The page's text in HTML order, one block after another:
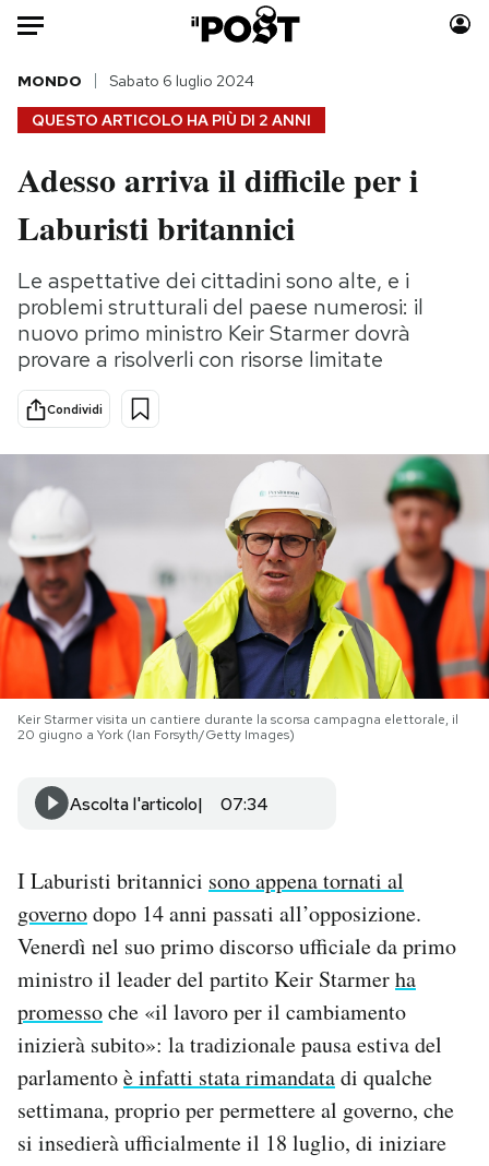
Auto
HOME
Italia
Politica
Tecnologia
Internet
Scienza
Cultura
Economia
Moda
Consumismi
Storie/Idee
Ok Boomer!
Media
Europa
PODCAST
NEWSLETTER
I MIEI PREFERITI
SHOP
CALENDARIO
AREA PERSONALE
Area Personale
Regala il Post
Hai bisogno di aiuto?
Esci
QUESTO ARTICOLO HA PIÙ DI 2 ANNI
MONDO Sabato 6 luglio 2024
Adesso arriva il difficile per i
Laburisti britannici
Le aspettative dei cittadini sono alte, e i
problemi strutturali del paese numerosi: il
nuovo primo ministro Keir Starmer dovrà
provare a risolverli con risorse limitate
Condividi
Keir Starmer visita un cantiere durante la scorsa campagna elettorale, il
20 giugno a York (Ian Forsyth/Getty Images)
Ascolta l'articolo 07:34
I Laburisti britannici sono appena tornati al
governodopo 14 anni passati all’opposizione.
Venerdì nel suo primo discorso ufficiale da primo
ministro il leader del partito Keir Starmerha
promessoche «il lavoro per il cambiamento
inizierà subito»: la tradizionale pausa estiva del
parlamentoè infatti stata rimandatadi qualche
settimana, proprio per permettere al governo, che
si insedierà ufficialmente il 18 luglio, di iniziare